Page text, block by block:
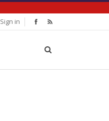
Sign in